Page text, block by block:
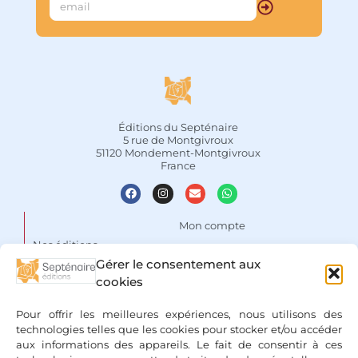
Gérer le consentement aux
cookies
Pour offrir les meilleures expériences, nous utilisons des
technologies telles que les cookies pour stocker et/ou accéder
aux informations des appareils. Le fait de consentir à ces
Éditions du Septénaire
5 rue de Montgivroux
51120 Mondement-Montgivroux
France
Nos éditions
Auteurs
Espace libraires
Nous contacter
Mon compte
Conditions Générales de
Vente
Mentions légales & Politique